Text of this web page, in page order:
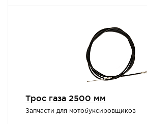
Трос газа 2500 мм
Запчасти для мотобуксировщиков